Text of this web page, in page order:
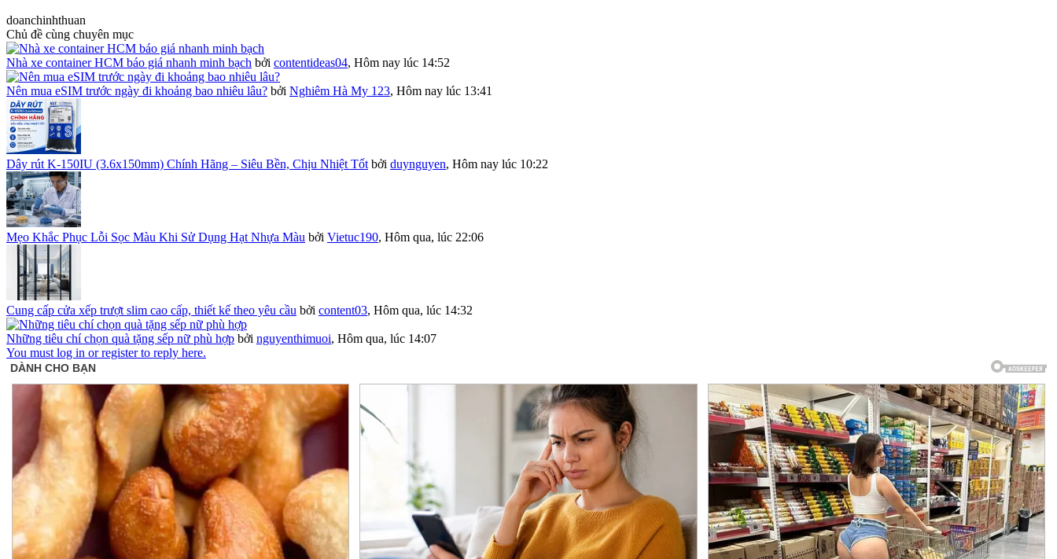
doanchinhthuan
Chủ đề cùng chuyên mục
Nhà xe container HCM báo giá nhanh minh bạch bởi contentideas04, Hôm nay lúc 14:52
Nên mua eSIM trước ngày đi khoảng bao nhiêu lâu? bởi Nghiêm Hà My 123, Hôm nay lúc 13:41
Dây rút K-150IU (3.6x150mm) Chính Hãng – Siêu Bền, Chịu Nhiệt Tốt bởi duynguyen, Hôm nay lúc 10:22
Mẹo Khắc Phục Lỗi Sọc Màu Khi Sử Dụng Hạt Nhựa Màu bởi Vietuc190, Hôm qua, lúc 22:06
Cung cấp cửa xếp trượt slim cao cấp, thiết kế theo yêu cầu bởi content03, Hôm qua, lúc 14:32
Những tiêu chí chọn quà tặng sếp nữ phù hợp bởi nguyenthimuoi, Hôm qua, lúc 14:07
You must log in or register to reply here.